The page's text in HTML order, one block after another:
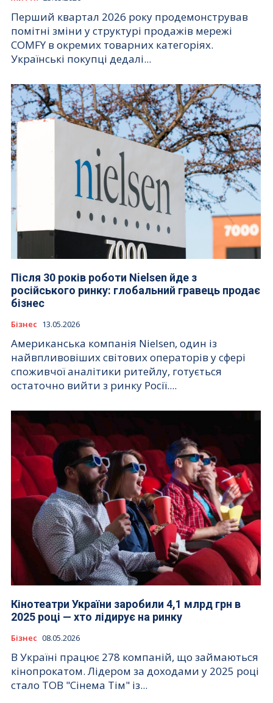
Перший квартал 2026 року продемонстрував
помітні зміни у структурі продажів мережі
COMFY в окремих товарних категоріях.
Українські покупці дедалі...
Після 30 років роботи Nielsen йде з
російського ринку: глобальний гравець продає
бізнес
Бізнес 13.05.2026
Американська компанія Nielsen, один із
найвпливовіших світових операторів у сфері
споживчої аналітики ритейлу, готується
остаточно вийти з ринку Росії....
Кінотеатри України заробили 4,1 млрд грн в
2025 році — хто лідирує на ринку
Бізнес 08.05.2026
В Україні працює 278 компаній, що займаються
кінопрокатом. Лідером за доходами у 2025 році
стало ТОВ "Сінема Тім" із...